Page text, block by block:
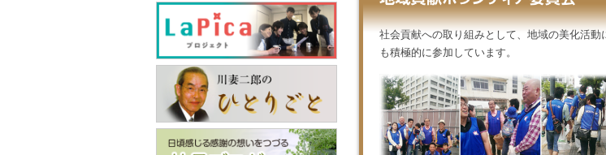
社会貢献への取り組みとして、地域の美化活動
も積極的に参加しています。